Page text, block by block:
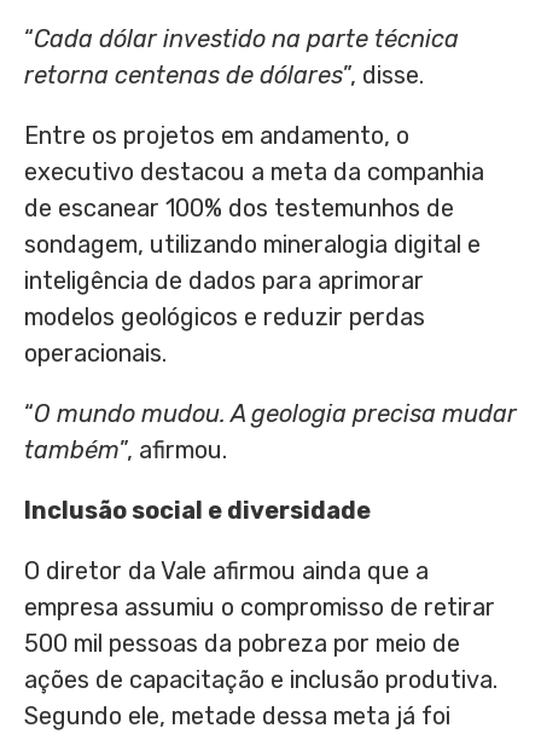
“Cada dólar investido na parte técnica
retorna centenas de dólares”, disse.
Entre os projetos em andamento, o
executivo destacou a meta da companhia
de escanear 100% dos testemunhos de
sondagem, utilizando mineralogia digital e
inteligência de dados para aprimorar
modelos geológicos e reduzir perdas
operacionais.
“O mundo mudou. A geologia precisa mudar
também”, afirmou.
Inclusão social e diversidade
O diretor da Vale afirmou ainda que a
empresa assumiu o compromisso de retirar
500 mil pessoas da pobreza por meio de
ações de capacitação e inclusão produtiva.
Segundo ele, metade dessa meta já foi